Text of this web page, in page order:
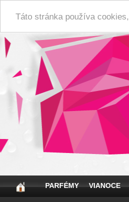
Táto stránka používa
PARFÉMY VIANOCE